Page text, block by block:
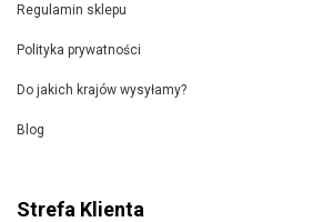
Regulamin sklepu
Polityka prywatności
Do jakich krajów wysyłamy?
Blog
Strefa Klienta